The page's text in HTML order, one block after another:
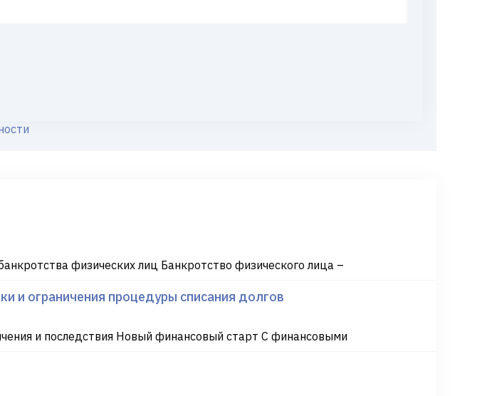
физических лиц Банкротство физического лица –
и ограничения процедуры списания долгов
и последствия Новый финансовый старт С финансовыми